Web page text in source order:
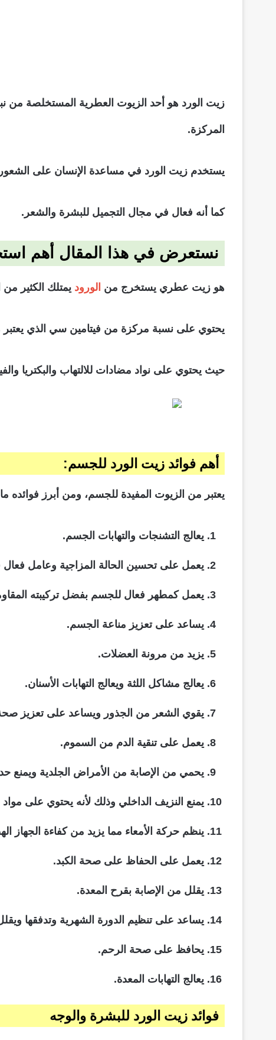
زيت الورد هو أحد الزيوت العطرية المستخلصة من
المركزة.
يستخدم زيت الورد في مساعدة الإنسان على الشعور
كما أنه فعال في مجال التجميل للبشرة والشعر.
نستعرض في هذا المقال أهم
هو زيت عطري يستخرج من الورود يمتلك الكثير
يحتوي على نسبة مركزة من فيتامين سي الذي
حيث يحتوي على نواد مضادات للالتهاب والبكتريا
أهم فوائد زيت الورد للجسم:
يعتبر من الزيوت المفيدة للجسم، ومن أبرز فوائده
يعالج التشنجات والتهابات الجسم.
يعمل على تحسين الحالة المزاجية وعامل فعال
يعمل كمطهر فعال للجسم بفضل تركيبته
يساعد على تعزيز مناعة الجسم.
يزيد من مرونة العضلات.
يعالج مشاكل اللثة ويعالج التهابات الأسنان.
يقوي الشعر من الجذور ويساعد على تعزيز
يعمل على تنقية الدم من السموم.
يحمي من الإصابة من الأمراض الجلدية ويمنع
يمنع النزيف الداخلي وذلك لأنه يحتوي على
ينظم حركة الأمعاء مما يزيد من كفاءة الجهاز
يعمل على الحفاظ على صحة الكبد.
يقلل من الإصابة بقرح المعدة.
يساعد على تنظيم الدورة الشهرية وتدفقها
يحافظ على صحة الرحم.
يعالج التهابات المعدة.
فوائد زيت الورد للبشرة والوجه